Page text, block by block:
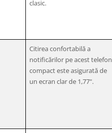
clasic.
Citirea confortabilă a
notificărilor pe acest telefon
compact este asigurată de
un ecran clar de 1,77".